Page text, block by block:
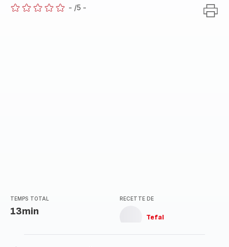
- /5 -
TEMPS TOTAL
13min
RECETTE DE
Tefal